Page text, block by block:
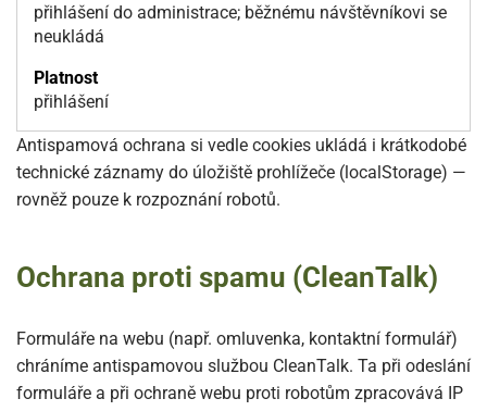
přihlášení do administrace; běžnému návštěvníkovi se
neukládá
přihlášení
Antispamová ochrana si vedle cookies ukládá i krátkodobé
technické záznamy do úložiště prohlížeče (localStorage) —
rovněž pouze k rozpoznání robotů.
Ochrana proti spamu (CleanTalk)
Formuláře na webu (např. omluvenka, kontaktní formulář)
chráníme antispamovou službou CleanTalk. Ta při odeslání
formuláře a při ochraně webu proti robotům zpracovává IP